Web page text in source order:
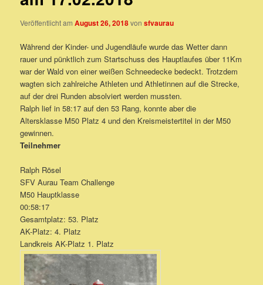
Veröffentlicht amAugust 26, 2018vonsfvaurau
Während der Kinder- und Jugendläufe wurde das Wetter dann
rauer und pünktlich zum Startschuss des Hauptlaufes über 11Km
war der Wald von einer weißen Schneedecke bedeckt. Trotzdem
wagten sich zahlreiche Athleten und Athletinnen auf die Strecke,
auf der drei Runden absolviert werden mussten.
Ralph lief in 58:17 auf den 53 Rang, konnte aber die
Altersklasse M50 Platz 4 und den Kreismeistertitel in der M50
gewinnen.
Teilnehmer
Ralph Rösel
SFV Aurau Team Challenge
M50 Hauptklasse
00:58:17
Gesamtplatz: 53. Platz
AK-Platz: 4. Platz
Landkreis AK-Platz 1. Platz